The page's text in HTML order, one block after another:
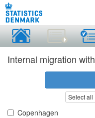
Internal migration
Select all
Copenhagen